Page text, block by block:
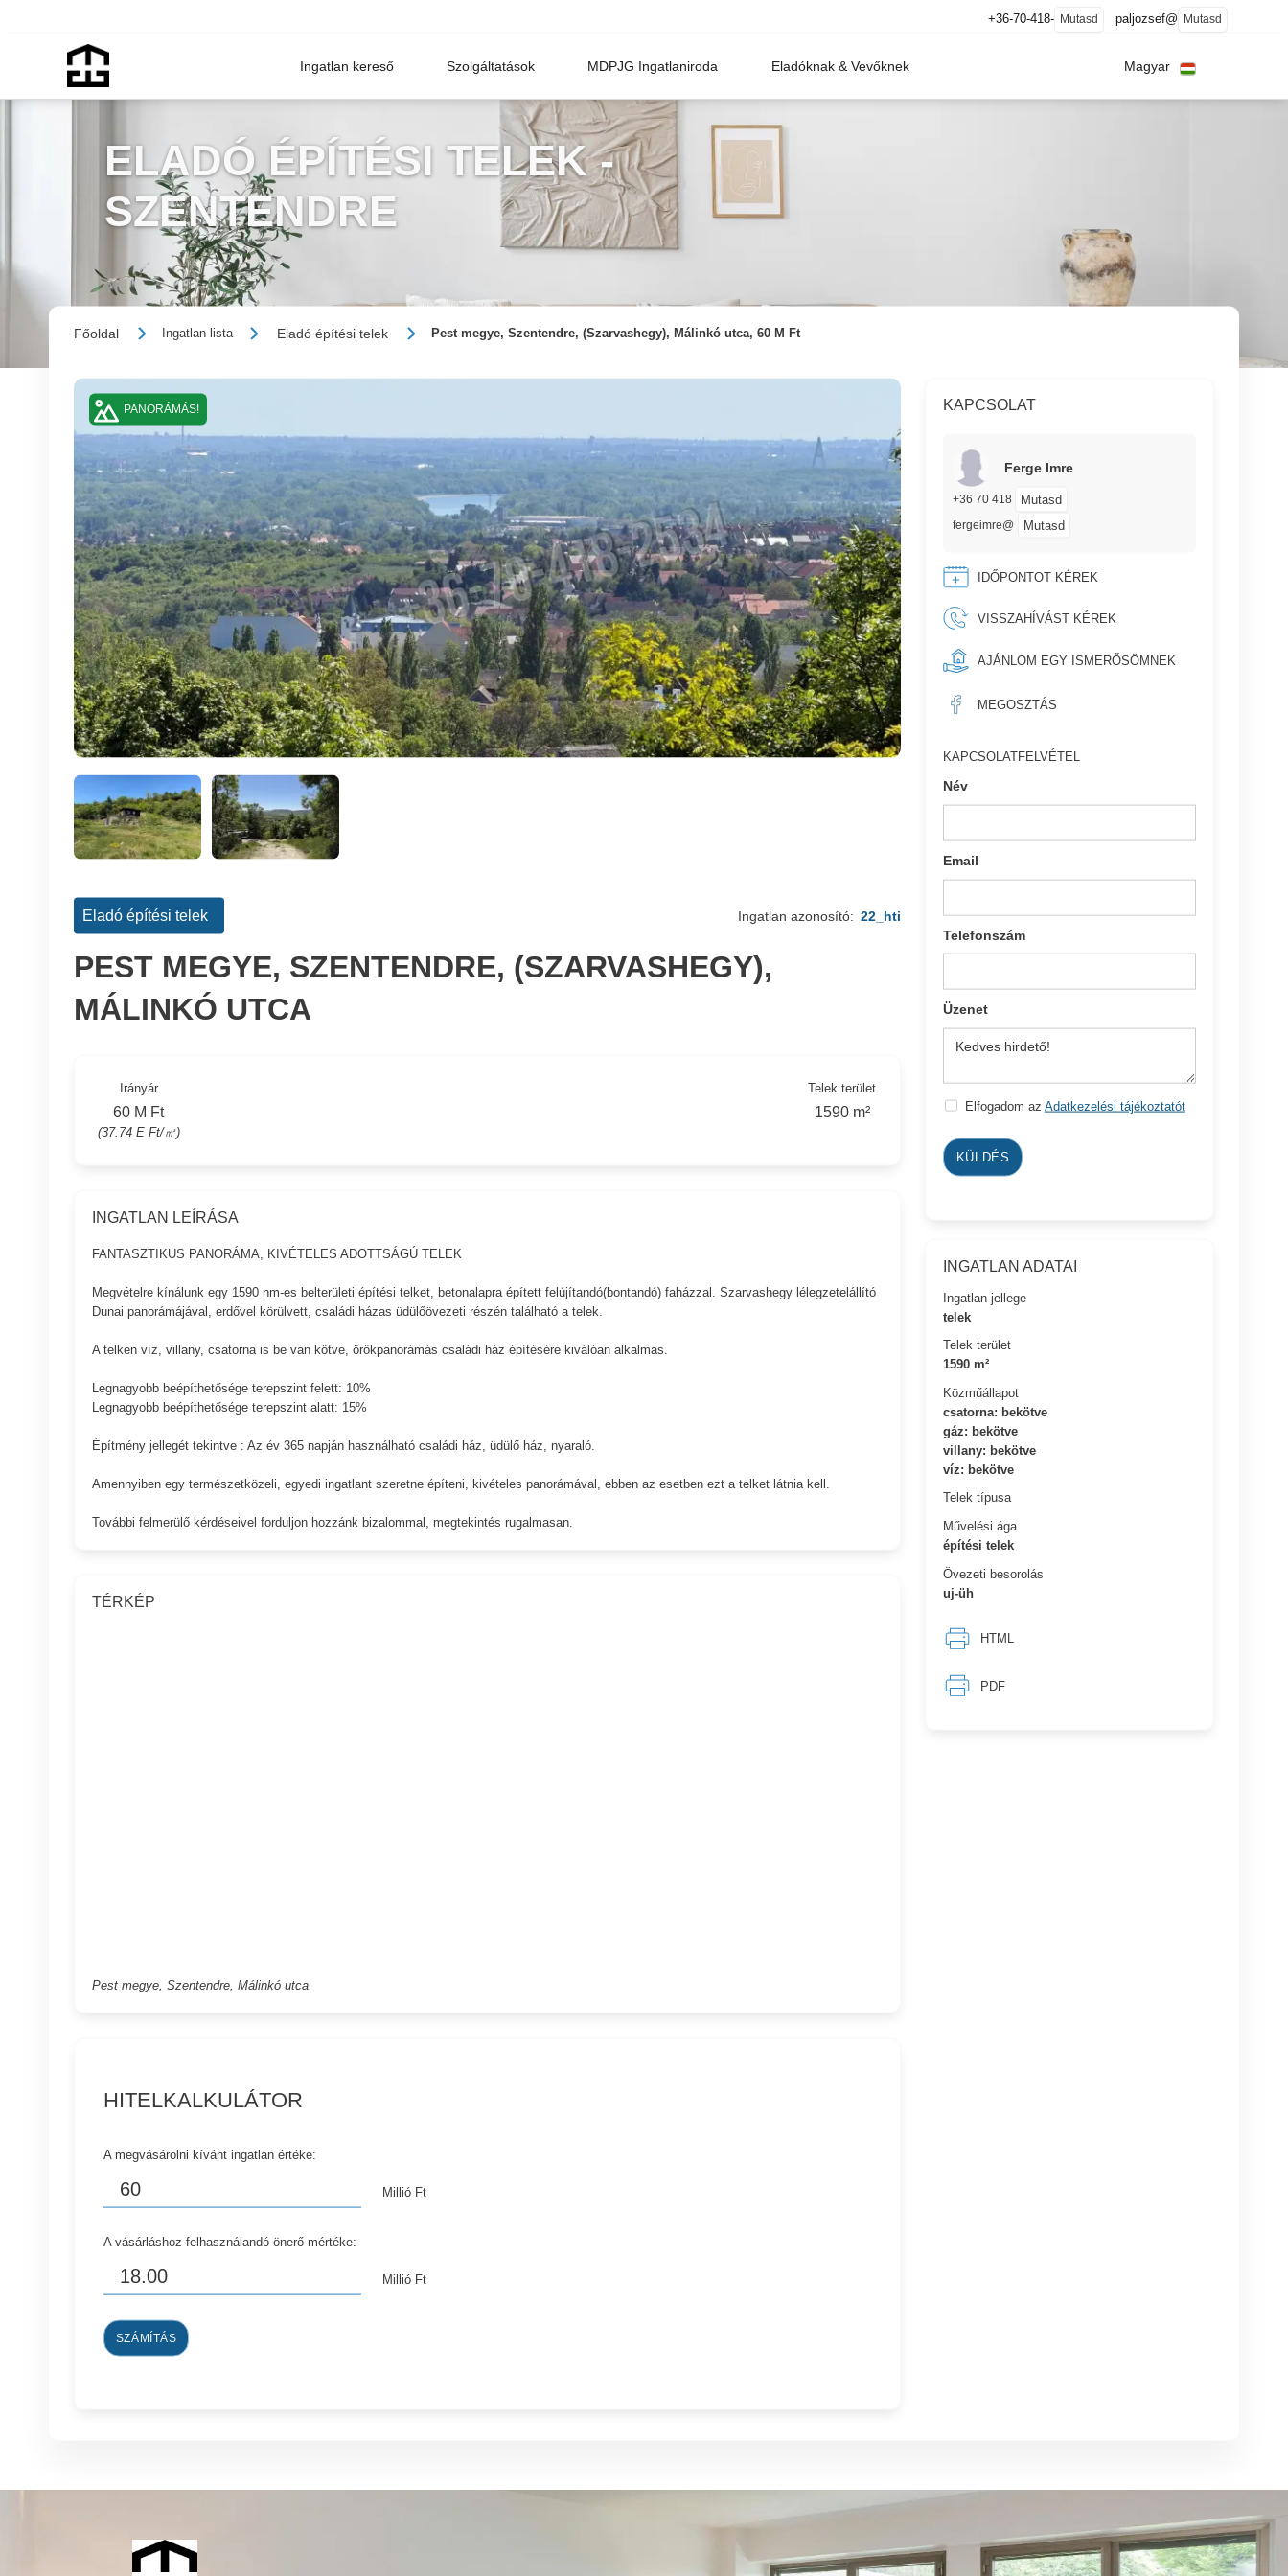
+36-70-418- Mutasd paljozsef@ Mutasd
Ingatlan kereső Szolgáltatások MDPJG Ingatlaniroda Eladóknak & Vevőknek Magyar
ELADÓ ÉPÍTÉSI TELEK -
SZENTENDRE
Főoldal Ingatlan lista Eladó építési telek Pest megye, Szentendre, (Szarvashegy), Málinkó utca, 60 M Ft
PANORÁMÁS! KAPCSOLAT
Ferge Imre
+36 70 418 Mutasd
fergeimre@ Mutasd
IDŐPONTOT KÉREK
VISSZAHÍVÁST KÉREK
AJÁNLOM EGY ISMERŐSÖMNEK
MEGOSZTÁS
KAPCSOLATFELVÉTEL
Név
Email
Telefonszám
Üzenet
Elfogadom az Adatkezelési tájékoztatót
KÜLDÉS
INGATLAN ADATAI
Ingatlan jellege
telek
Telek terület
1590 m²
Közműállapot
csatorna: bekötve
gáz: bekötve
villany: bekötve
víz: bekötve
Telek típusa
Művelési ága
építési telek
Övezeti besorolás
uj-üh
HTML
PDF
Eladó építési telek Ingatlan azonosító: 22_hti
PEST MEGYE, SZENTENDRE, (SZARVASHEGY),
MÁLINKÓ UTCA
Irányár
60 M Ft
(37.74 E Ft/㎡)
Telek terület
1590 m²
INGATLAN LEÍRÁSA
FANTASZTIKUS PANORÁMA, KIVÉTELES ADOTTSÁGÚ TELEK
Megvételre kínálunk egy 1590 nm-es belterületi építési telket, betonalapra épített felújítandó(bontandó) faházzal. Szarvashegy lélegzetelállító
Dunai panorámájával, erdővel körülvett, családi házas üdülőövezeti részén található a telek.
A telken víz, villany, csatorna is be van kötve, örökpanorámás családi ház építésére kiválóan alkalmas.
Legnagyobb beépíthetősége terepszint felett: 10%
Legnagyobb beépíthetősége terepszint alatt: 15%
Építmény jellegét tekintve : Az év 365 napján használható családi ház, üdülő ház, nyaraló.
Amennyiben egy természetközeli, egyedi ingatlant szeretne építeni, kivételes panorámával, ebben az esetben ezt a telket látnia kell.
További felmerülő kérdéseivel forduljon hozzánk bizalommal, megtekintés rugalmasan.
TÉRKÉP
Pest megye, Szentendre, Málinkó utca
HITELKALKULÁTOR
A megvásárolni kívánt ingatlan értéke:
Millió Ft
A vásárláshoz felhasználandó önerő mértéke:
Millió Ft
SZÁMÍTÁS